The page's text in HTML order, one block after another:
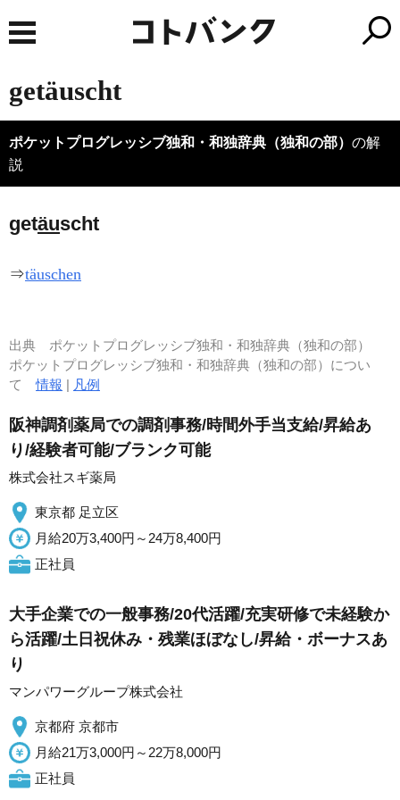
getäuscht
ポケットプログレッシブ独和・和独辞典（独和の部） の解
説
getäuscht
⇒täuschen
出典 ポケットプログレッシブ独和・和独辞典（独和の部）
ポケットプログレッシブ独和・和独辞典（独和の部）につい
て情報 | 凡例
阪神調剤薬局での調剤事務/時間外手当支給/昇給あ
り/経験者可能/ブランク可能
株式会社スギ薬局
東京都 足立区
月給20万3,400円～24万8,400円
正社員
大手企業での一般事務/20代活躍/充実研修で未経験か
ら活躍/土日祝休み・残業ほぼなし/昇給・ボーナスあ
り
マンパワーグループ株式会社
京都府 京都市
月給21万3,000円～22万8,000円
正社員